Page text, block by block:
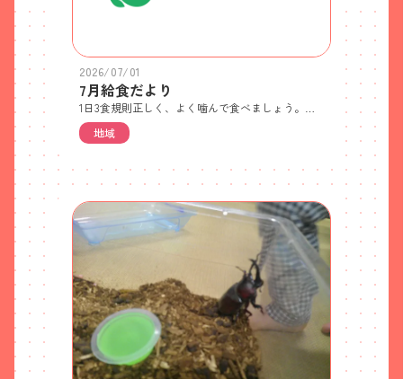
2026/07/01
7月給食だより
地域